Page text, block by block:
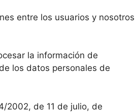
entre los usuarios y nosotros
la información de
los datos personales de
2002, de 11 de julio, de